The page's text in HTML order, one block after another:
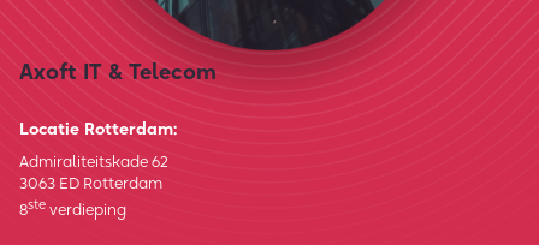
Axoft IT & Telecom
Locatie Rotterdam:
Admiraliteitskade 62
3063 ED Rotterdam
8ste verdieping